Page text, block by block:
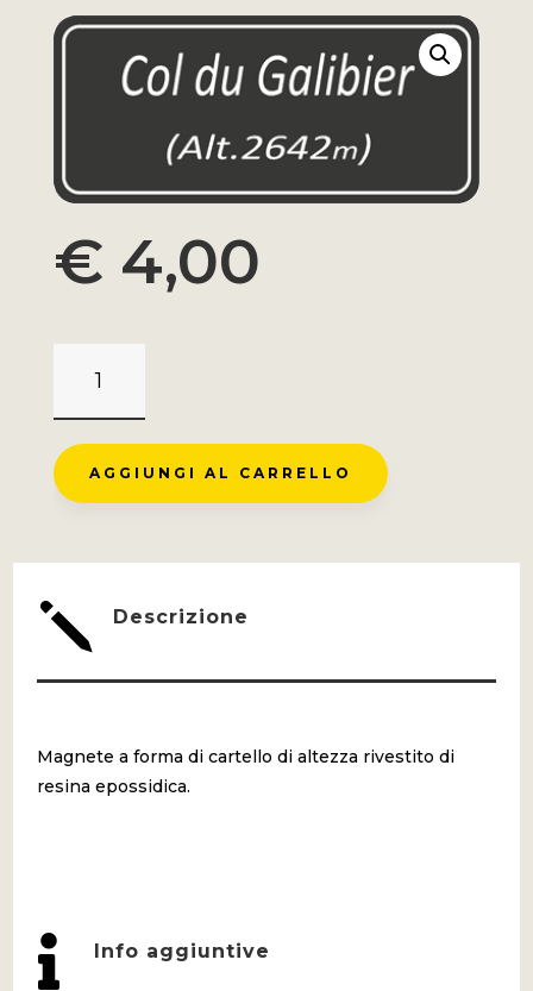
€ 4,00
GALIBIER
SEGNO
DI
ALTEZZA
AGGIUNGI AL CARRELLO
j Descrizione
Magnete a forma di cartello di altezza rivestito di
resina epossidica.
 Info aggiuntive